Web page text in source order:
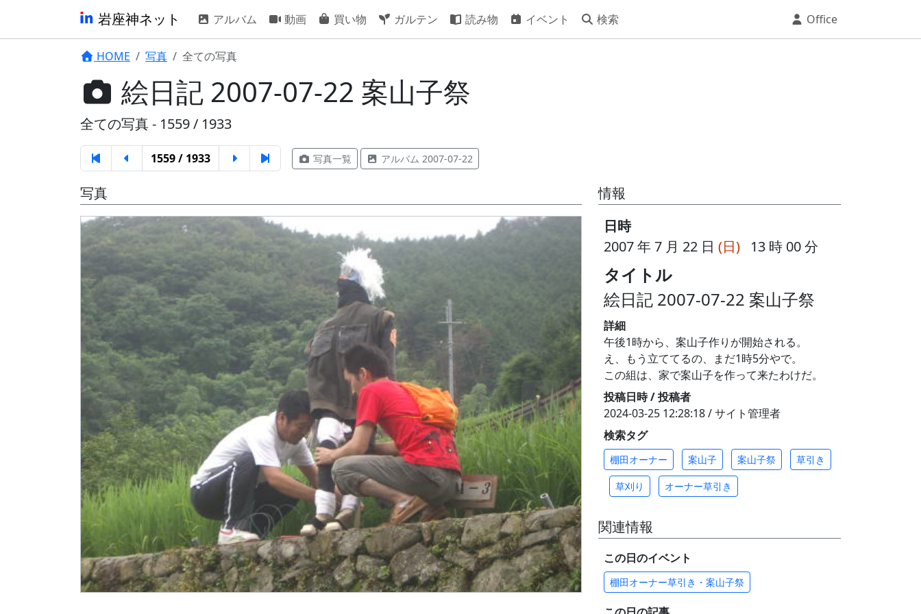
岩座神ネット アルバム 動画 買い物 ガルテン 読み物 イベント 検索 Office
HOME 写真 全ての写真
絵日記 2007-07-22 案山子祭
全ての写真 - 1559 / 1933
1559 / 1933 写真一覧 アルバム 2007-07-22
写真
情報
日時
2007 年 7 月 22 日 (日) 13 時 00 分
タイトル
絵日記 2007-07-22 案山子祭
詳細
午後1時から、案山子作りが開始される。
え、もう立ててるの、まだ1時5分やで。
この組は、家で案山子を作って来たわけだ。
投稿日時 / 投稿者
2024-03-25 12:28:18 / サイト管理者
検索タグ
棚田オーナー 案山子 案山子祭 草引き
草刈り オーナー草引き
関連情報
この日のイベント
棚田オーナー草引き・案山子祭